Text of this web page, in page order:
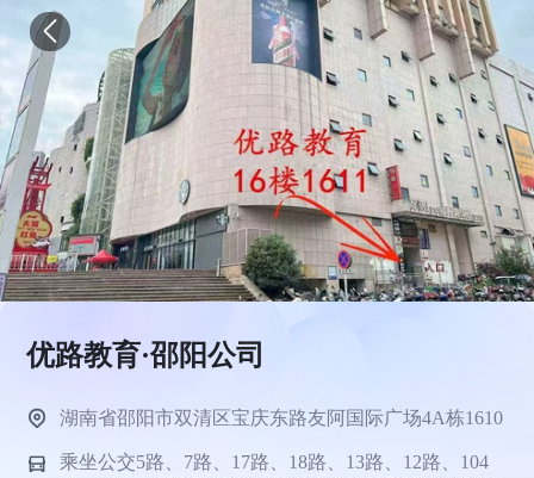
优路教育·邵阳公司
湖南省邵阳市双清区宝庆东路友阿国际广场4A栋1610
乘坐公交5路、7路、17路、18路、13路、12路、104